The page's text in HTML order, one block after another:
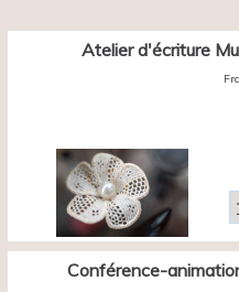
Atelier d'écriture
Conférence-